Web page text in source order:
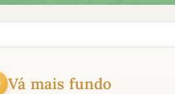
Vá mais fundo